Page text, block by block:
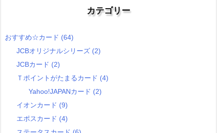
カテゴリー
おすすめ☆カード (64)
JCBオリジナルシリーズ (2)
JCBカード (2)
Ｔポイントがたまるカード (4)
Yahoo!JAPANカード (2)
イオンカード (9)
エポスカード (4)